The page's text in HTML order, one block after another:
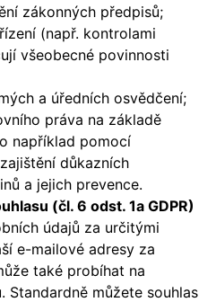
zákonných předpisů;
(např. kontrolami
všeobecné povinnosti
a úředních osvědčení;
práva na základě
například pomocí
důkazních
a jejich prevence.
(čl. 6 odst. 1a GDPR)
údajů za určitými
e-mailové adresy za
také probíhat na
Standardně můžete souhlas